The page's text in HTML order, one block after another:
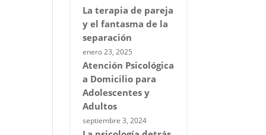
La terapia de pareja
y el fantasma de la
separación
enero 23, 2025
Atención Psicológica
a Domicilio para
Adolescentes y
Adultos
septiembre 3, 2024